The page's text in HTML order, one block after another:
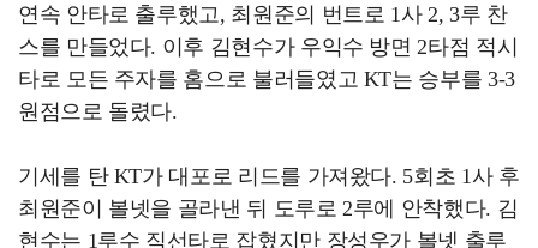
연속 안타로 출루했고, 최원준의 번트로 1사 2, 3루 찬
스를 만들었다. 이후 김현수가 우익수 방면 2타점 적시
타로 모든 주자를 홈으로 불러들였고 KT는 승부를 3-3
원점으로 돌렸다.
기세를 탄 KT가 대포로 리드를 가져왔다. 5회초 1사 후
최원준이 볼넷을 골라낸 뒤 도루로 2루에 안착했다. 김
현수는 1루수 직선타로 잡혔지만 장성우가 볼넷 출루